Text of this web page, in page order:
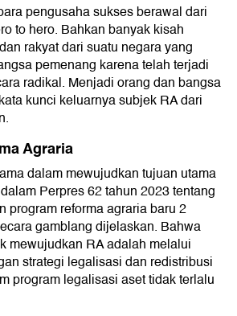
pengusaha sukses berawal dari
to hero. Bahkan banyak kisah
rakyat dari suatu negara yang
pemenang karena telah terjadi
radikal. Menjadi orang dan bangsa
kunci keluarnya subjek RA dari
Agraria
dalam mewujudkan tujuan utama
Perpres 62 tahun 2023 tentang
program reforma agraria baru 2
gamblang dijelaskan. Bahwa
mewujudkan RA adalah melalui
strategi legalisasi dan redistribusi
program legalisasi aset tidak terlalu